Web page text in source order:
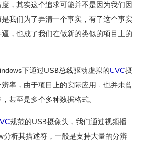
，其实这个追求可能并不是因为我们因
我们为了弄清一个事实，有了这个事实
，也成了我们在做新的类似的项目上的
下通过USB总线驱动虚拟的UVC摄
率，由于项目上的实际应用，也并未曾
甚至是多个多种数据格式。
规范的USB摄像头，我们通过视频播
分析其描述符，一般是支持大量的分辨